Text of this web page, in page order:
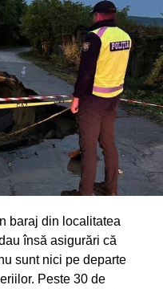
baraj din localitatea
însă asigurări că
sunt nici pe departe
Peste 30 de